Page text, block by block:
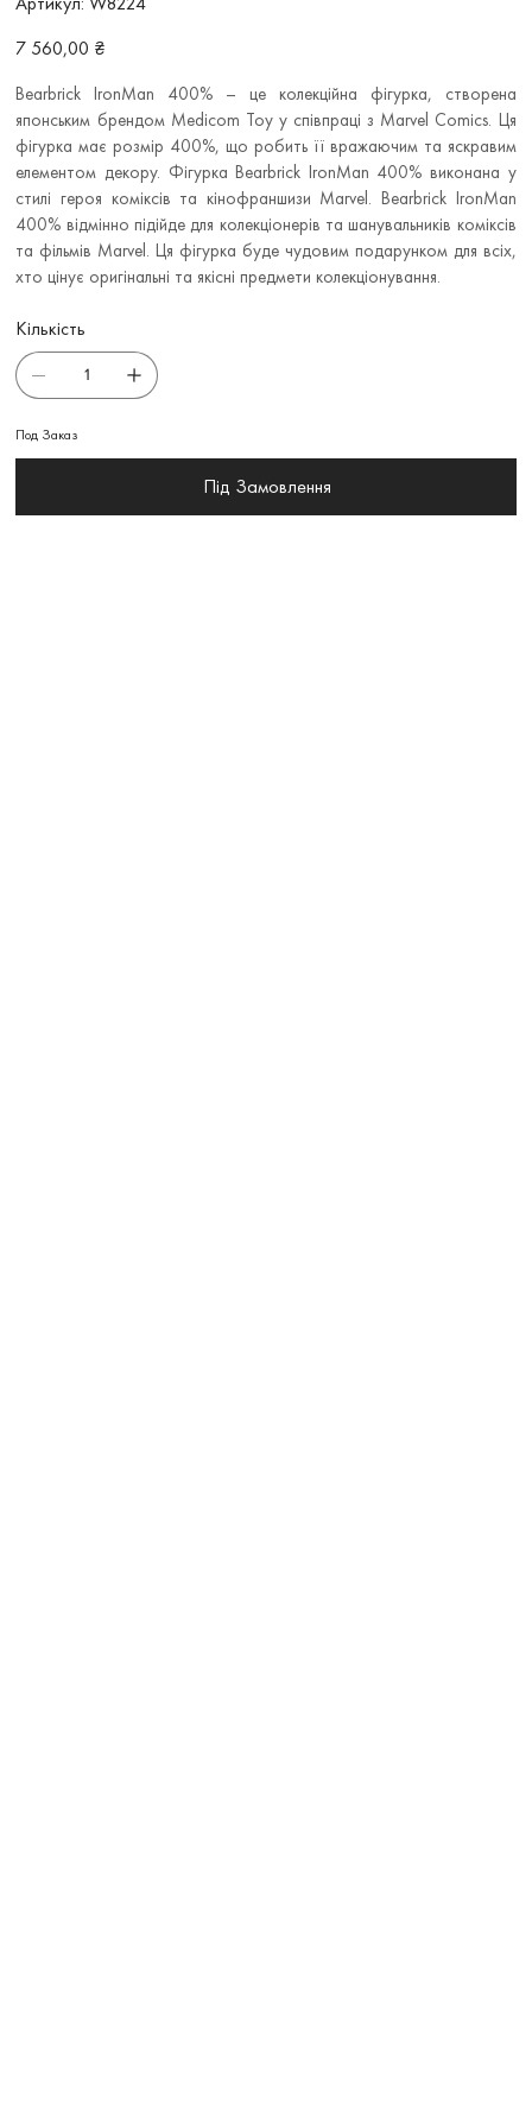
W8224
Ціна
7 560,00 ₴
Bearbrick IronMan 400% – це колекційна фігурка, створена
японським брендом Medicom Toy у співпраці з Marvel Comics. Ця
фігурка має розмір 400%, що робить її вражаючим та яскравим
елементом декору. Фігурка Bearbrick IronMan 400% виконана у
стилі героя коміксів та кінофраншизи Marvel. Bearbrick IronMan
400% відмінно підійде для колекціонерів та шанувальників коміксів
та фільмів Marvel. Ця фігурка буде чудовим подарунком для всіх,
хто цінує оригінальні та якісні предмети колекціонування.
Кількість
Под Заказ
Під Замовлення